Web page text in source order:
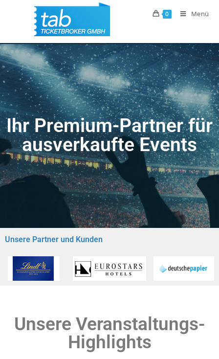
0 Menü
Ihr Premium-Partner für
ausverkaufte Events
Unsere Partner und Kunden
Unsere Veranstaltungs-
Highlights